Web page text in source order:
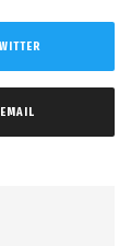
EMAIL